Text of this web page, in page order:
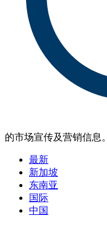
的市场宣传及营销信息。
最新
新加坡
东南亚
国际
中国